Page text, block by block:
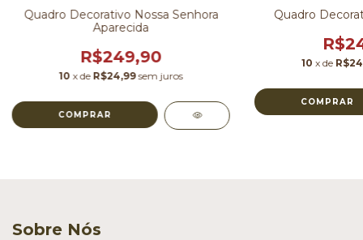
Quadro Decorativo Nossa Senhora
Aparecida
R$249,90
10 x de R$24,99 sem juros
COMPRAR
Quadro
10 x de
COMPRAR
Sobre Nós